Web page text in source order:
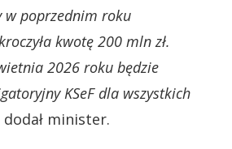
w poprzednim roku
kwotę 200 mln zł.
2026 roku będzie
KSeF dla wszystkich
dodał minister.